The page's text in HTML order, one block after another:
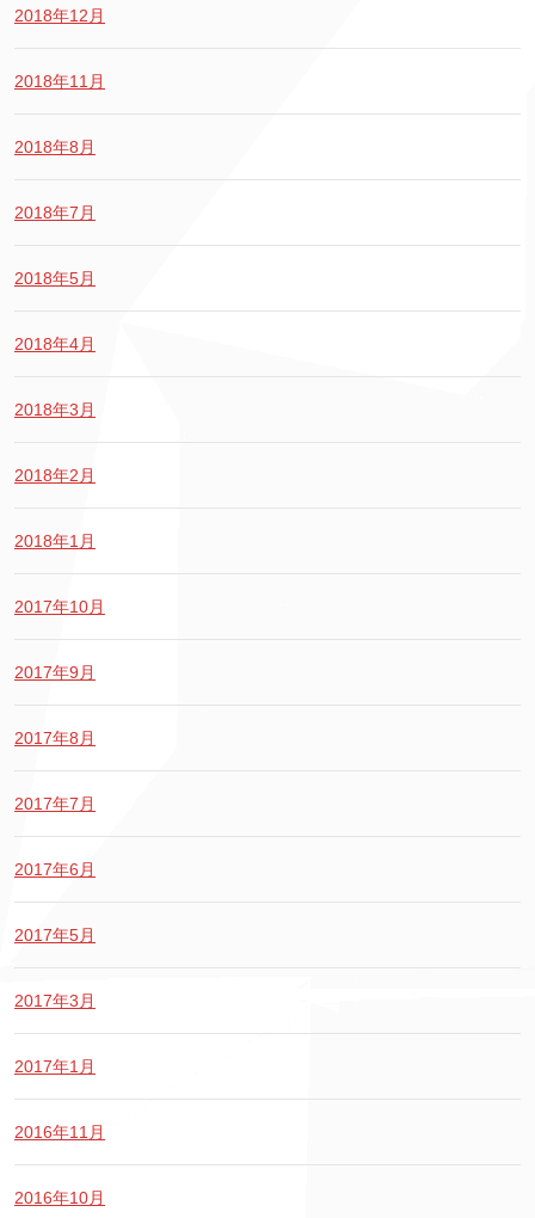
2018年12月
2018年11月
2018年8月
2018年7月
2018年5月
2018年4月
2018年3月
2018年2月
2018年1月
2017年10月
2017年9月
2017年8月
2017年7月
2017年6月
2017年5月
2017年3月
2017年1月
2016年11月
2016年10月